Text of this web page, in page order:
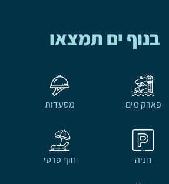
בנוף ים תמצאו
פארק מים מסעדות
חניה חוף פרטי